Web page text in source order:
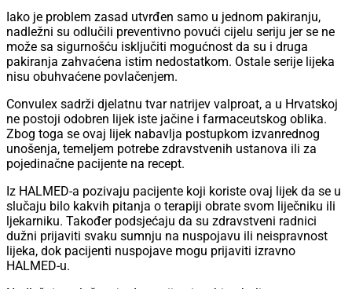
Iako je problem zasad utvrđen samo u jednom pakiranju,
nadležni su odlučili preventivno povući cijelu seriju jer se ne
može sa sigurnošću isključiti mogućnost da su i druga
pakiranja zahvaćena istim nedostatkom. Ostale serije lijeka
nisu obuhvaćene povlačenjem.
Convulex sadrži djelatnu tvar natrijev valproat, a u Hrvatskoj
ne postoji odobren lijek iste jačine i farmaceutskog oblika.
Zbog toga se ovaj lijek nabavlja postupkom izvanrednog
unošenja, temeljem potrebe zdravstvenih ustanova ili za
pojedinačne pacijente na recept.
Iz HALMED-a pozivaju pacijente koji koriste ovaj lijek da se u
slučaju bilo kakvih pitanja o terapiji obrate svom liječniku ili
ljekarniku. Također podsjećaju da su zdravstveni radnici
dužni prijaviti svaku sumnju na nuspojavu ili neispravnost
lijeka, dok pacijenti nuspojave mogu prijaviti izravno
HALMED-u.